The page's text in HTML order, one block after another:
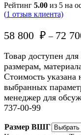
Рейтинг 5.00 из 5 на
(1 отзыв клиента)
58 800 ₽ – 72
Товар доступен
размерам,
Стоимость указана
выбранных
менеджер для
737-00-99
Размер ВШГ